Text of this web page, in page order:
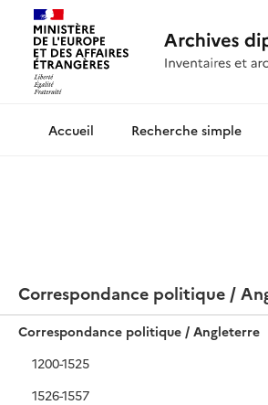
Archives diplomatiquesRecherche simple
Correspondance politique /
Correspondance politique / Angleterre
1200-1525
1526-1557